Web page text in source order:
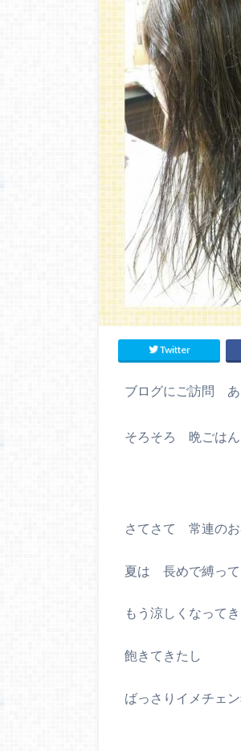
Twitter
ブログにご訪問 あ
そろそろ 晩ごはん
さてさて 常連のお
夏は 長めで縛って
もう涼しくなって
飽きてきたし
ばっさりイメチェン